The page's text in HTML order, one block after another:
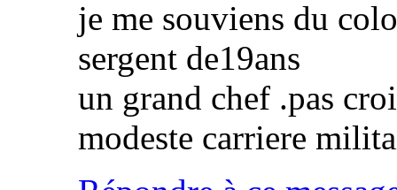
je me souviens du
sergent de19ans
un grand chef .pas
modeste carriere